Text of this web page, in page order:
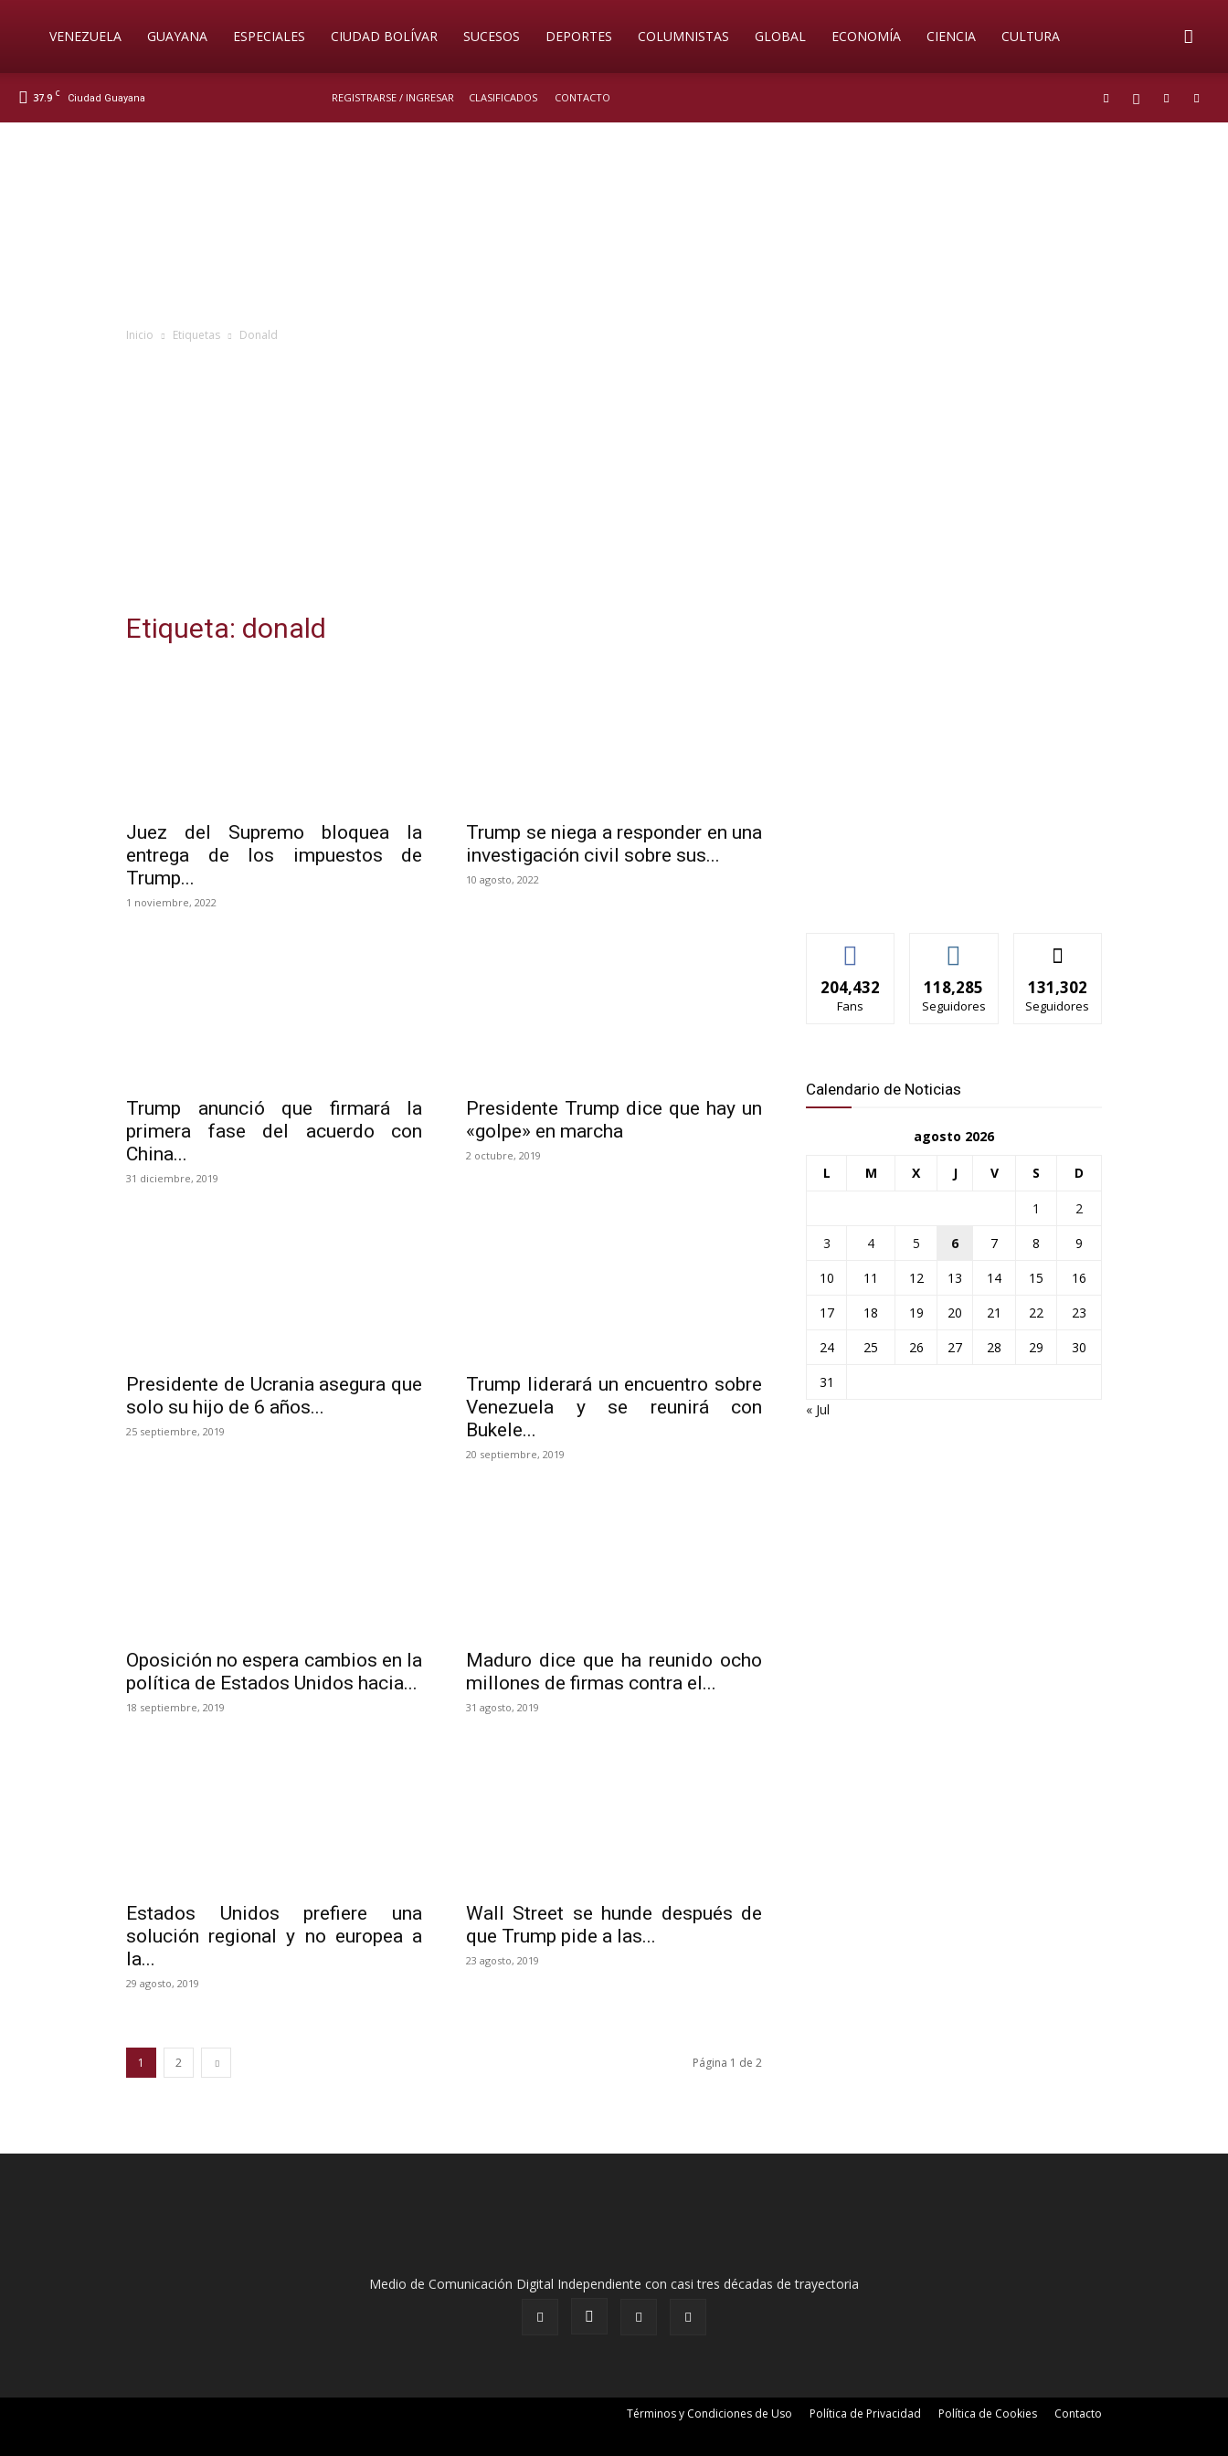
SoyVENEZUELA GUAYANA ESPECIALES CIUDAD BOLÍVAR SUCESOS DEPORTES COLUMNISTAS GLOBAL ECONOMÍA CIENCIA CULTURA
37.9 C Ciudad Guayana REGISTRARSE / INGRESAR CLASIFICADOS CONTACTO
Inicio Etiquetas Donald
Etiqueta: donald
Juez del Supremo bloquea la
entrega de los impuestos de
Trump...
1 noviembre, 2022
Trump se niega a responder en una
investigación civil sobre sus...
10 agosto, 2022
Trump anunció que firmará la
primera fase del acuerdo con
China...
31 diciembre, 2019
Presidente Trump dice que hay un
«golpe» en marcha
2 octubre, 2019
Presidente de Ucrania asegura que
solo su hijo de 6 años...
25 septiembre, 2019
Trump liderará un encuentro sobre
Venezuela y se reunirá con
Bukele...
20 septiembre, 2019
Oposición no espera cambios en la
política de Estados Unidos hacia...
18 septiembre, 2019
Maduro dice que ha reunido ocho
millones de firmas contra el...
31 agosto, 2019
Estados Unidos prefiere una
solución regional y no europea a
la...
29 agosto, 2019
Wall Street se hunde después de
que Trump pide a las...
23 agosto, 2019
1 2 Página 1 de 2
204,432
Fans
118,285
Seguidores
131,302
Seguidores
Calendario de Noticias
agosto 2026
L M X J V S D
1
2
3
4 5 6 7 8
9
10
11 12 13 14 15
16
17
18 19 20 21 22
23
24
25 26 27 28 29
30
31
« Jul
Medio de Comunicación Digital Independiente con casi tres décadas de trayectoria
Términos y Condiciones de Uso Política de Privacidad Política de Cookies Contacto